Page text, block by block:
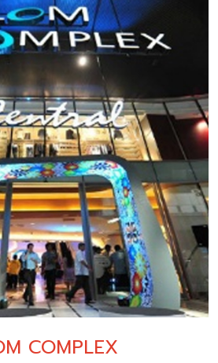
COMPLEX